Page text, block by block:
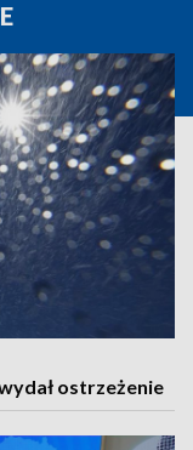
ostrzeżenie